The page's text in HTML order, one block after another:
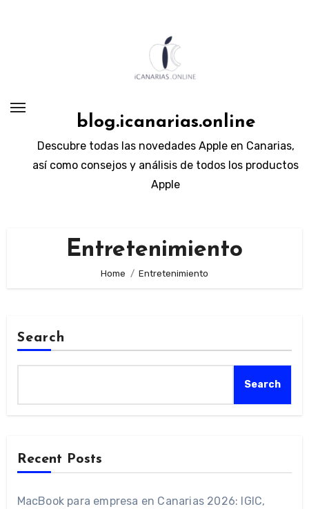
blog.icanarias.online
Descubre todas las novedades Apple en Canarias,
así como consejos y análisis de todos los productos
Apple
Entretenimiento
Home Entretenimiento
Search
Search
Recent Posts
MacBook para empresa en Canarias 2026: IGIC,